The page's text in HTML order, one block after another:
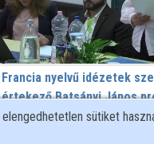
Francia nyelvű idézetek
értekező Batsányi János
131 megtekintés sütiket